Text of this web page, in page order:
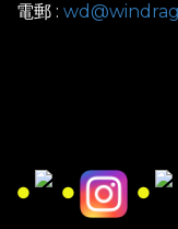
電郵 :
● ● ●